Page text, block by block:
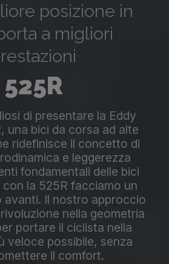
posizione in
a migliori
525R
di presentare la Eddy
una bici da corsa ad alte
ridefinisce il concetto di
e leggerezza
fondamentali delle bici
la 525R facciamo un
avanti. Il nostro approccio
nella geometria
portare il ciclista nella
veloce possibile, senza
il comfort.